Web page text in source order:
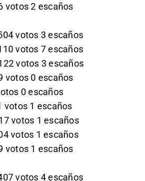
votos 2 escaños
votos 3 escaños
votos 7 escaños
votos 3 escaños
votos 0 escaños
0 escaños
votos 1 escaños
votos 1 escaños
votos 1 escaños
votos 1 escaños
votos 4 escaños